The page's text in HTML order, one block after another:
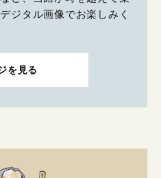
ジタル画像でお楽しみく
を見る